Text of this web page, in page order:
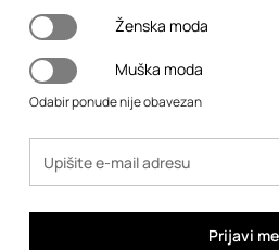
Ženska moda
Muška moda
Odabir ponude nije obavezan
Prijavi me